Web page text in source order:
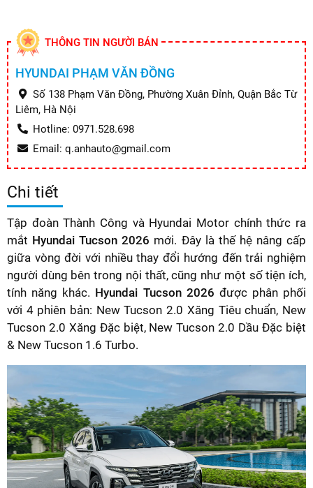
THÔNG TIN NGƯỜI BÁN
HYUNDAI PHẠM VĂN ĐỒNG
Số 138 Phạm Văn Đồng, Phường Xuân Đỉnh, Quận Bắc Từ
Liêm, Hà Nội
Hotline: 0971.528.698
Email: q.anhauto@gmail.com
Chi tiết
Tập đoàn Thành Công và Hyundai Motor chính thức ra
mắt Hyundai Tucson 2026 mới. Đây là thế hệ nâng cấp
giữa vòng đời với nhiều thay đổi hướng đến trải nghiệm
người dùng bên trong nội thất, cũng như một số tiện ích,
tính năng khác. Hyundai Tucson 2026 được phân phối
với 4 phiên bản: New Tucson 2.0 Xăng Tiêu chuẩn, New
Tucson 2.0 Xăng Đặc biệt, New Tucson 2.0 Dầu Đặc biệt
& New Tucson 1.6 Turbo.